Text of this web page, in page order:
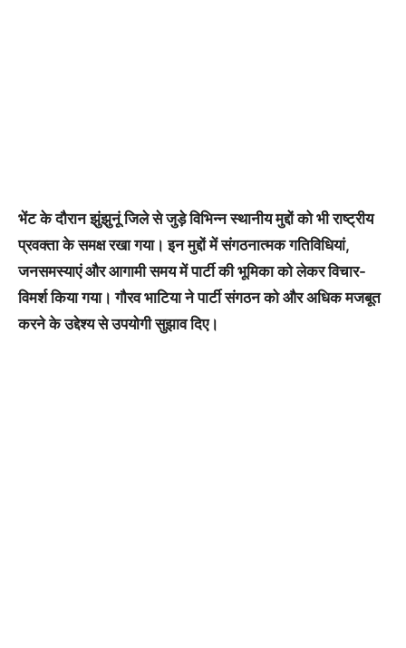
भेंट के दौरान झुंझुनूं जिले से जुड़े विभिन्न स्थानीय मुद्दों को भी राष्ट्रीय
प्रवक्ता के समक्ष रखा गया। इन मुद्दों में संगठनात्मक गतिविधियां,
जनसमस्याएं और आगामी समय में पार्टी की भूमिका को लेकर विचार-
विमर्श किया गया। गौरव भाटिया ने पार्टी संगठन को और अधिक मजबूत
करने के उद्देश्य से उपयोगी सुझाव दिए।